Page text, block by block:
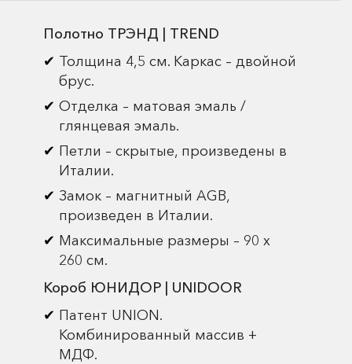
Полотно ТРЭНД | TREND
Толщина 4,5 см. Каркас – двойной
брус.
Отделка – матовая эмаль /
глянцевая эмаль.
Петли – скрытые, произведены в
Италии.
Замок – магнитный AGB,
произведен в Италии.
Максимальные размеры – 90 х
260 см.
Короб ЮНИДОР | UNIDOOR
Патент UNION.
Комбинированный массив +
МДФ.